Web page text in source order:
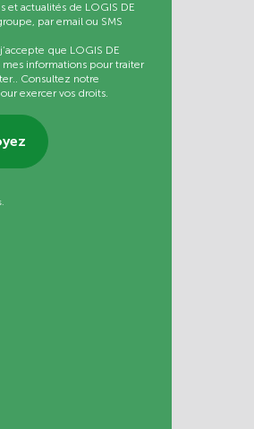
et actualités de LOGIS DE
par email ou SMS
que LOGIS DE
mes informations pour traiter
Consultez notre
exercer vos droits.